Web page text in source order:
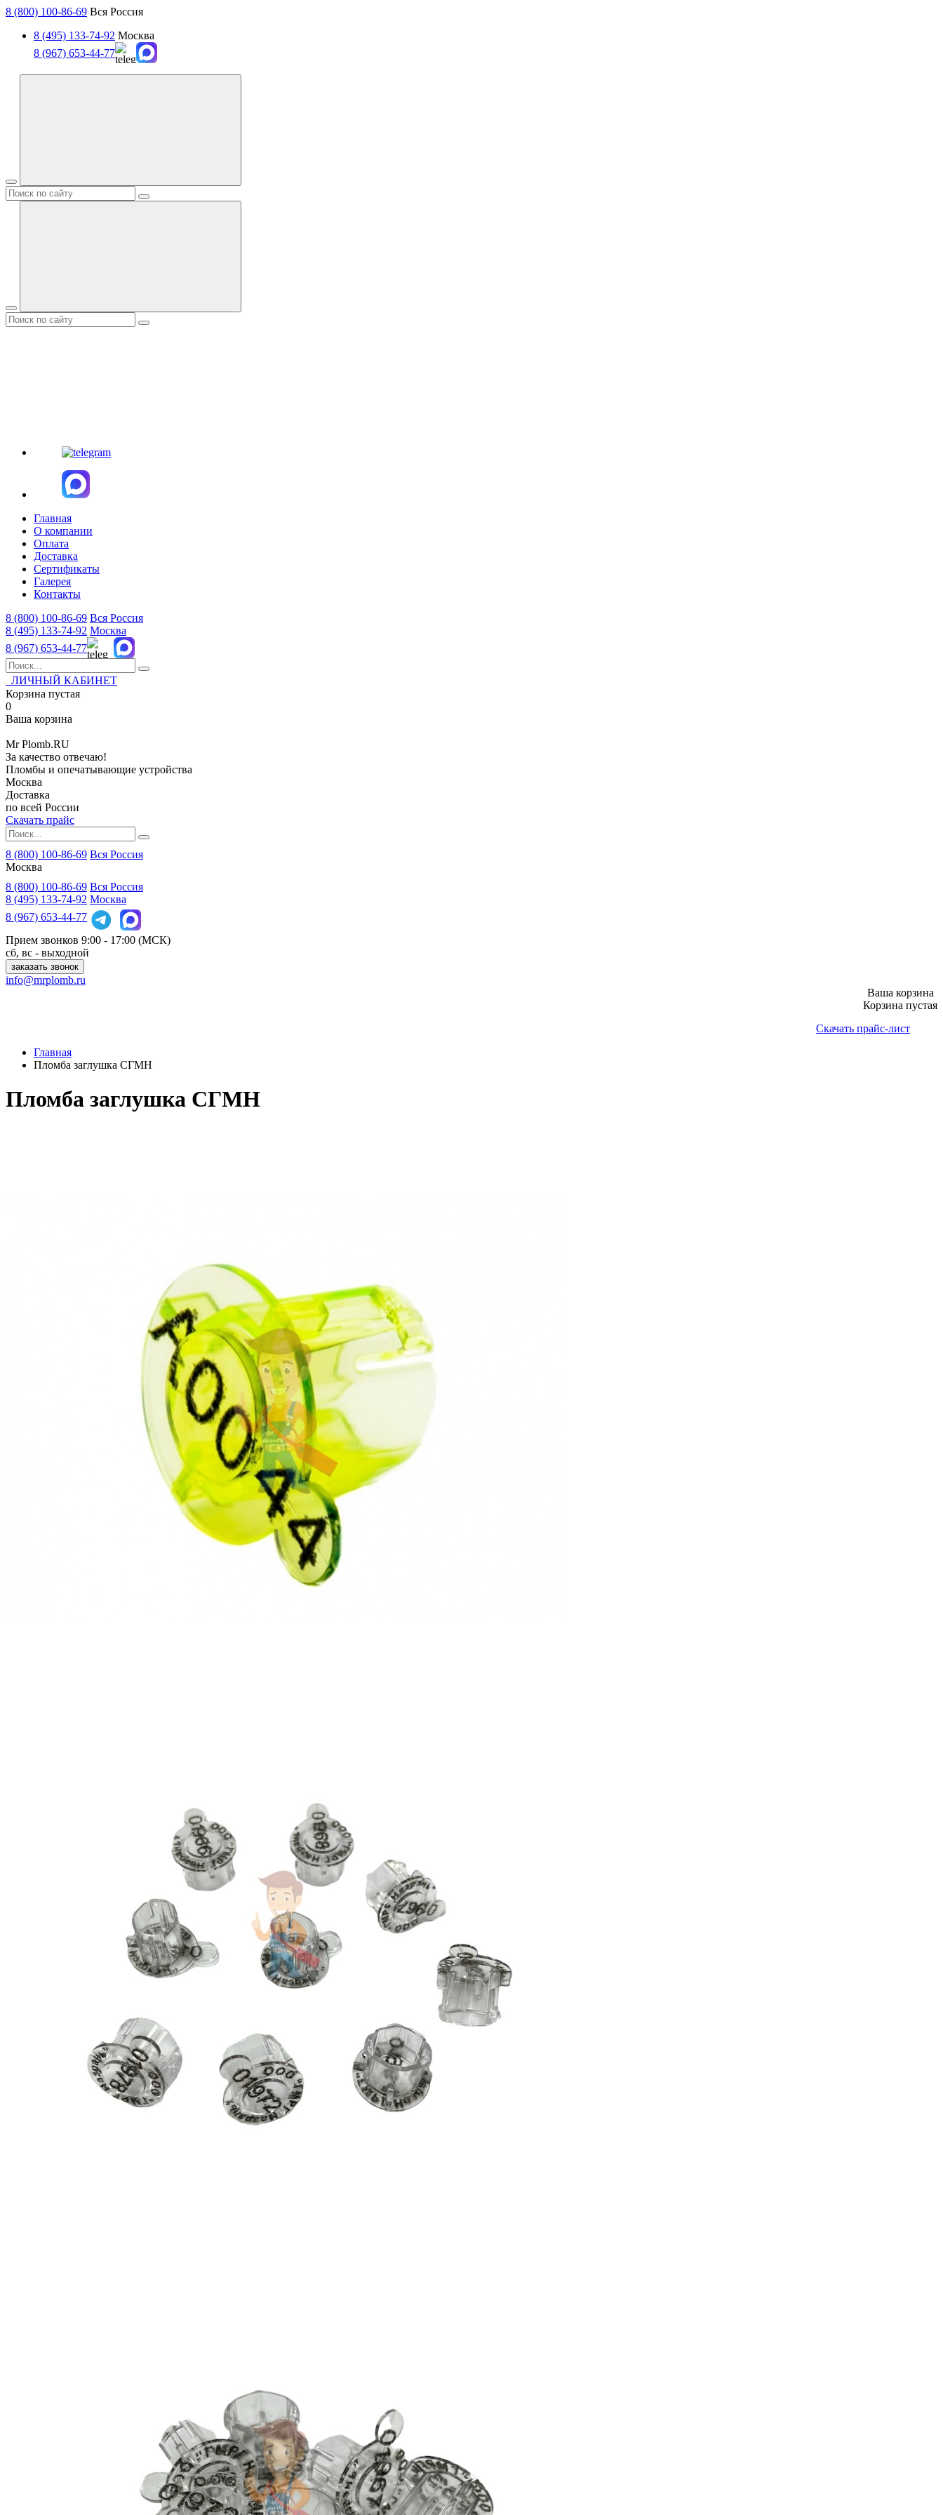
8 (800) 100-86-69 Вся Россия
8 (495) 133-74-92 Москва
8 (967) 653-44-77
Главная
О компании
Оплата
Доставка
Сертификаты
Галерея
Контакты
8 (800) 100-86-69 Вся Россия
8 (495) 133-74-92 Москва
8 (967) 653-44-77
ЛИЧНЫЙ КАБИНЕТ
Корзина пустая
0
Ваша корзина
MrPlomb.RU
За качество отвечаю!
Пломбы и опечатывающие устройства
Москва
Доставка
по всей России
Скачать прайс
8 (800) 100-86-69 Вся Россия
Москва
8 (800) 100-86-69 Вся Россия
8 (495) 133-74-92 Москва
8 (967) 653-44-77
Прием звонков 9:00 - 17:00 (МСК)
сб, вс - выходной
заказать звонок
info@mrplomb.ru
Ваша корзина
Корзина пустая
Скачать прайс-лист
Главная
Пломба заглушка СГМН
Пломба заглушка СГМН